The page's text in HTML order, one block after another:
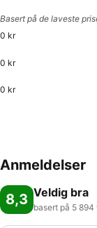
Basert på de laveste
0 kr
0 kr
0 kr
Anmeldelser
8,3 Veldig bra
basert på 5